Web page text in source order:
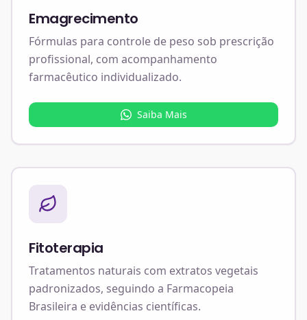
Emagrecimento
Fórmulas para controle de peso sob prescrição
profissional, com acompanhamento
farmacêutico individualizado.
Saiba Mais
Fitoterapia
Tratamentos naturais com extratos vegetais
padronizados, seguindo a Farmacopeia
Brasileira e evidências científicas.